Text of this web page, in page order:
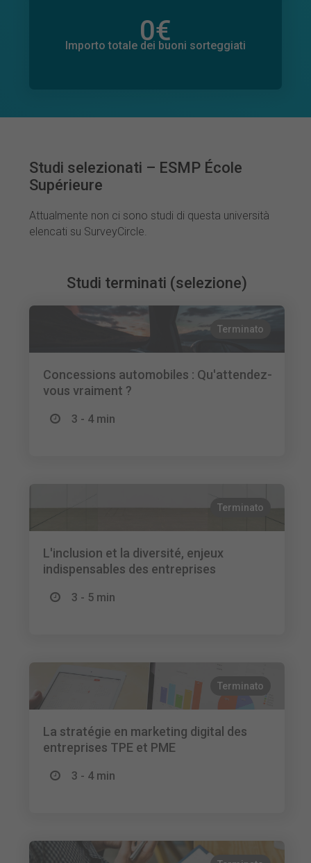
0€
Importo totale dei buoni sorteggiati
0€
Importo totale delle donazioni promesse
Studi selezionati – ESMP École
Supérieure
Attualmente non ci sono studi di questa università
elencati su SurveyCircle.
Studi terminati (selezione)
Terminato
Concessions automobiles : Qu'attendez-
vous vraiment ?
3 - 4 min
Terminato
L'inclusion et la diversité, enjeux
indispensables des entreprises
3 - 5 min
Terminato
La stratégie en marketing digital des
entreprises TPE et PME
3 - 4 min